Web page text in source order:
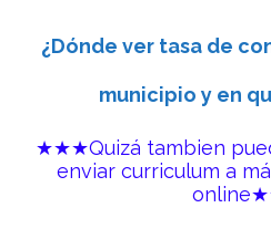
¿Dónde ver tasa de
municipio y en
★★★Quizá tambien
enviar curriculum a
online★